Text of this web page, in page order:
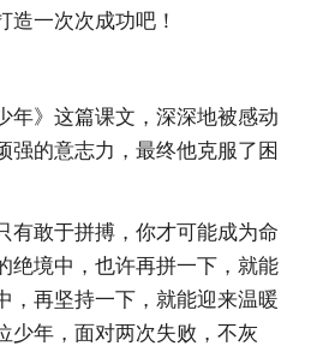
造一次次成功吧！
年》这篇课文，深深地被感动
强的意志力，最终他克服了困
有敢于拼搏，你才可能成为命
绝境中，也许再拼一下，就能
，再坚持一下，就能迎来温暖
少年，面对两次失败，不灰